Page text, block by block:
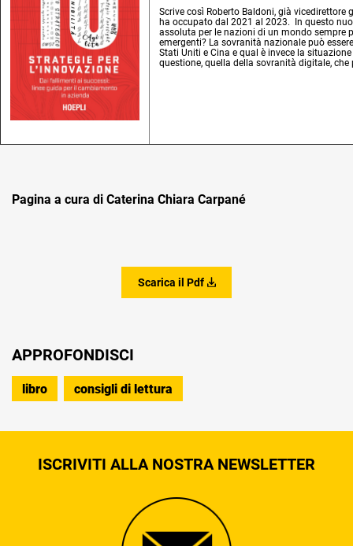
Scrive così Roberto Baldoni, già vicedirettore
ha occupato dal 2021 al 2023. In questo
assoluta per le nazioni di un mondo sempre
emergenti? La sovranità nazionale può
Stati Uniti e Cina e qual è invece la
questione, quella della sovranità digitale,
Pagina a cura di Caterina Chiara Carpané
Scarica il Pdf
APPROFONDISCI
libro consigli di lettura
ISCRIVITI ALLA NOSTRA NEWSLETTER